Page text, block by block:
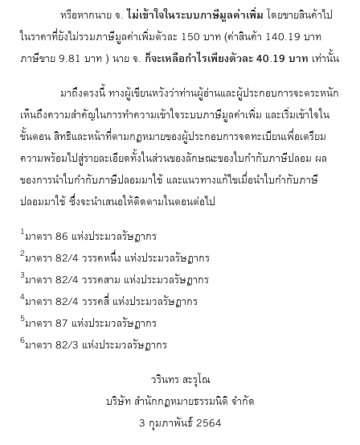
หรือหากนาย จ.ไม่เข้าใจในระบบภาษีมูลค่าเพิ่มโดยขายสินค้าไป
ในราคาที่ยังไม่รวมภาษีมูลค่าเพิ่มตัวละ 150 บาท (ค่าสินค้า 140.19 บาท
ภาษีขาย 9.81 บาท ) นาย จ. ก็จะเหลือกำไรเพียงตัวละ 40.19 บาท เท่านั้น
มาถึงตรงนี้ ทางผู้เขียนหวังว่าท่านผู้อ่านและผู้ประกอบการจะตระหนัก
เห็นถึงความสำคัญในการทำความเข้าใจระบบภาษีมูลค่าเพิ่ม และเริ่มเข้าใจใน
ขั้นตอน สิทธิและหน้าที่ตามกฎหมายของผู้ประกอบการจดทะเบียนเพื่อเตรียม
ความพร้อมไปสู่รายละเอียดทั้งในส่วนของลักษณะของใบกำกับภาษีปลอม ผล
ของการนำใบกำกับภาษีปลอมมาใช้ และแนวทางแก้ไขเมื่อนำใบกำกับภาษี
ปลอมมาใช้ ซึ่งจะนำเสนอให้ติดตามในตอนต่อไป
1มาตรา 86 แห่งประมวลรัษฎากร
2มาตรา 82/4 วรรคหนึ่ง แห่งประมวลรัษฎากร
3มาตรา 82/4 วรรคสาม แห่งประมวลรัษฎากร
4มาตรา 82/4 วรรคสี่ แห่งประมวลรัษฎากร
5มาตรา 87 แห่งประมวลรัษฎากร
6มาตรา 82/3 แห่งประมวลรัษฎากร
วรินทร สะรุโณ
บริษัท สำนักกฎหมายธรรมนิติ จำกัด
3 กุมภาพันธ์ 2564